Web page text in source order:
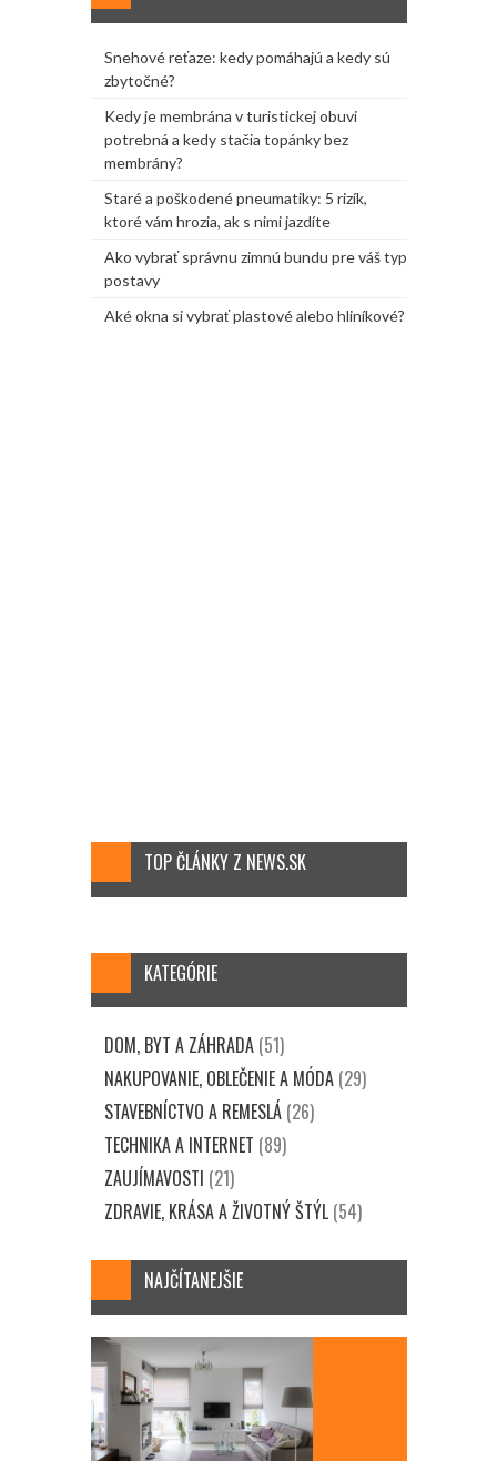
Snehové reťaze: kedy pomáhajú a kedy sú
zbytočné?
Kedy je membrána v turistickej obuvi
potrebná a kedy stačia topánky bez
membrány?
Staré a poškodené pneumatiky: 5 rizík,
ktoré vám hrozia, ak s nimi jazdíte
Ako vybrať správnu zimnú bundu pre váš typ
postavy
Aké okna si vybrať plastové alebo hliníkové?
TOP ČLÁNKY Z NEWS.SK
KATEGÓRIE
DOM, BYT A ZÁHRADA(51)
NAKUPOVANIE, OBLEČENIE A MÓDA(29)
STAVEBNÍCTVO A REMESLÁ(26)
TECHNIKA A INTERNET (89)
ZAUJÍMAVOSTI (21)
ZDRAVIE, KRÁSA A ŽIVOTNÝ ŠTÝL(54)
NAJČÍTANEJŠIE